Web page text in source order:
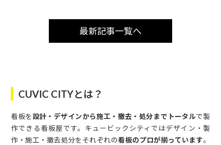
最新記事一覧へ
CUVIC CITYとは？
看板を設計・デザインから施工・撤去・処分までトータルで製
作できる看板屋です。キュービックシティではデザイン・製
作・施工・撤去処分をそれぞれの看板のプロが揃っています。